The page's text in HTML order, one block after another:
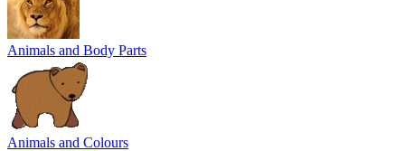
Animals and Body Parts
Animals and Colours